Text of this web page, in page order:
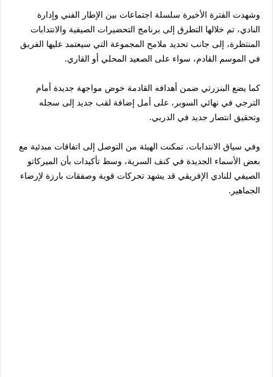
وشهدت الفترة الأخيرة سلسلة اجتماعات بين الإطار الفني وإدارة
النادي، تم خلالها التطرق إلى برنامج التحضيرات الصيفية والانتدابات
المنتظرة، إلى جانب تحديد ملامح المجموعة التي سيعتمد عليها الفريق
في الموسم القادم، سواء على الصعيد المحلي أو القاري.
كما يضع البنزرتي ضمن أهدافه القادمة خوض مواجهة جديدة أمام
الترجي في نهائي السوبر، على أمل إضافة لقب جديد إلى سجله
وتحقيق انتصار جديد في الدربي.
وفي سياق الانتدابات، تمكنت الهيئة من التوصل إلى اتفاقات مبدئية مع
بعض الأسماء الجديدة في كنف السرية، وسط تأكيدات بأن الميركاتو
الصيفي للنادي الإفريقي قد يشهد تحركات قوية وصفقات بارزة لإرضاء
الجماهير.